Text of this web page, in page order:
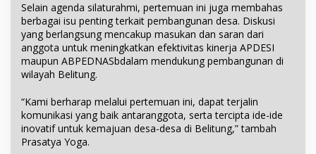
Selain agenda silaturahmi, pertemuan ini juga membahas
berbagai isu penting terkait pembangunan desa. Diskusi
yang berlangsung mencakup masukan dan saran dari
anggota untuk meningkatkan efektivitas kinerja APDESI
maupun ABPEDNASbdalam mendukung pembangunan di
wilayah Belitung.
“Kami berharap melalui pertemuan ini, dapat terjalin
komunikasi yang baik antaranggota, serta tercipta ide-ide
inovatif untuk kemajuan desa-desa di Belitung,” tambah
Prasatya Yoga.